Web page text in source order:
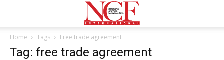
Home Tags Free trade agreement
Tag: free trade agreement